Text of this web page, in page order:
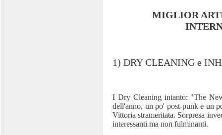
MIGLIOR
1) DRY CLEANING e
I Dry Cleaning intanto: "The
dell'anno, un po' post-punk e un
Vittoria strameritata. Sorpresa
interessanti ma non fulminanti.